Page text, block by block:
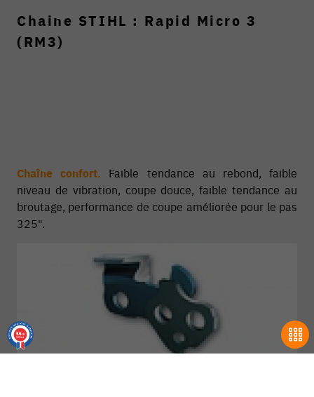
Chaine STIHL : Rapid Micro 3
(RM3)
Chaîne confort. Faible tendance au rebond, faible
niveau de vibration, coupe douce, faible tendance au
broutage, performance de coupe améliorée pour le pas
325".
9.6/10
18710 avis